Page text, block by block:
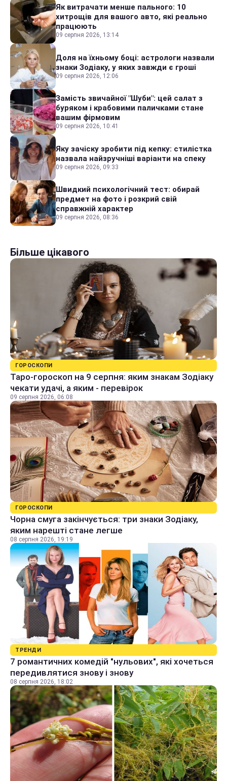
Як витрачати менше пального: 10
хитрощів для вашого авто, які реально
працюють
09 серпня 2026, 13:14
Доля на їхньому боці: астрологи назвали
знаки Зодіаку, у яких завжди є гроші
09 серпня 2026, 12:06
Замість звичайної "Шуби": цей салат з
буряком і крабовими паличками стане
вашим фірмовим
09 серпня 2026, 10:41
Яку зачіску зробити під кепку: стилістка
назвала найзручніші варіанти на спеку
09 серпня 2026, 09:33
Швидкий психологічний тест: обирай
предмет на фото і розкрий свій
справжній характер
09 серпня 2026, 08:36
Більше цікавого
ГОРОСКОПИ
Таро-гороскоп на 9 серпня: яким знакам Зодіаку
чекати удачі, а яким - перевірок
09 серпня 2026, 06:08
ГОРОСКОПИ
Чорна смуга закінчується: три знаки Зодіаку,
яким нарешті стане легше
08 серпня 2026, 19:19
ТРЕНДИ
7 романтичних комедій "нульових", які хочеться
передивлятися знову і знову
08 серпня 2026, 18:02